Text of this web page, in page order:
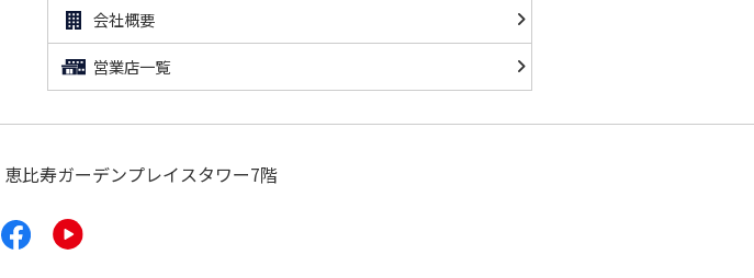
会社概要
営業店一覧
恵比寿ガーデンプレイスタワー7階